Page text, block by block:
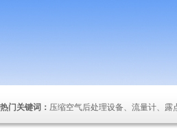
热门关键词： 压缩空气后处理设备、流量计、